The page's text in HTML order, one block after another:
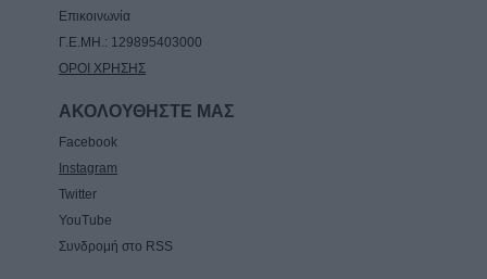
Επικοινωνία
Γ.Ε.ΜΗ.: 129895403000
ΟΡΟΙ ΧΡΗΣΗΣ
ΑΚΟΛΟΥΘΗΣΤΕ ΜΑΣ
Facebook
Instagram
Twitter
YouTube
Συνδρομή στο RSS